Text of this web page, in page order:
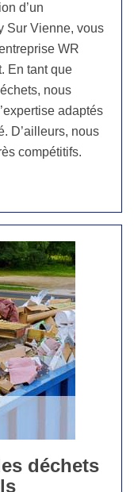
d’un
Sur Vienne, vous
WR
En tant que
nous
adaptés
D’ailleurs, nous
compétitifs.
déchets